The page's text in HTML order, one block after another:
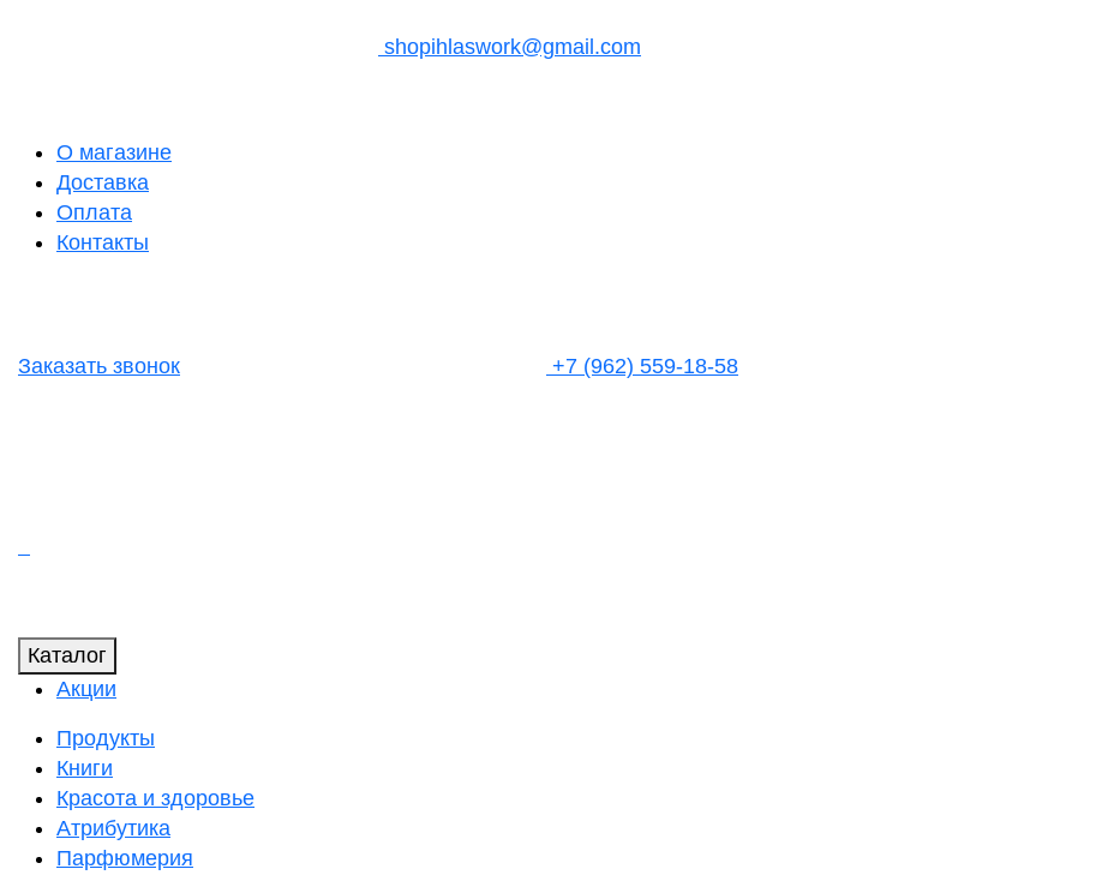
shopihlaswork@gmail.com
О магазине
Доставка
Оплата
Контакты
Заказать звонок +7 (962) 559-18-58
Каталог
Акции
Продукты
Книги
Красота и здоровье
Атрибутика
Парфюмерия